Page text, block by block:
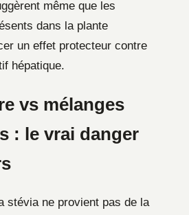
même que les
dans la plante
un effet protecteur contre
hépatique.
vs mélanges
: le vrai danger
stévia ne provient pas de la